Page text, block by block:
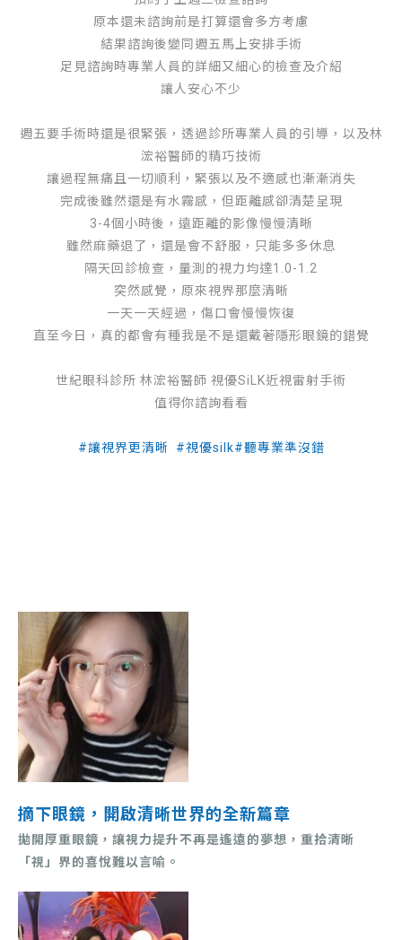
原本還未諮詢前是打算還會多方考慮
結果諮詢後變同週五馬上安排手術
足見諮詢時專業人員的詳細又細心的檢查及介紹
讓人安心不少
週五要手術時還是很緊張，透過診所專業人員的引導，以及林
浤裕醫師的精巧技術
讓過程無痛且一切順利，緊張以及不適感也漸漸消失
完成後雖然還是有水霧感，但距離感卻清楚呈現
3-4個小時後，遠距離的影像慢慢清晰
雖然麻藥退了，還是會不舒服，只能多多休息
隔天回診檢查，量測的視力均達1.0-1.2
突然感覺，原來視界那麼清晰
一天一天經過，傷口會慢慢恢復
直至今日，真的都會有種我是不是還戴著隱形眼鏡的錯覺
世紀眼科診所 林浤裕醫師 視優SiLK近視雷射手術
值得你諮詢看看
#讓視界更清晰 #視優silk#聽專業準沒錯
摘下眼鏡，開啟清晰世界的全新篇章
拋開厚重眼鏡，讓視力提升不再是遙遠的夢想，重拾清晰
「視」界的喜悅難以言喻。